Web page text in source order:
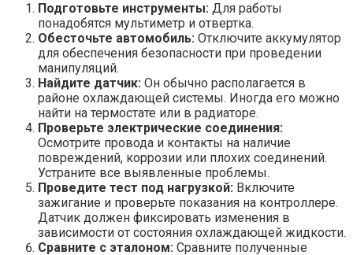
Подготовьте инструменты: Для работы
понадобятся мультиметр и отвертка.
Обесточьте автомобиль: Отключите аккумулятор
для обеспечения безопасности при проведении
манипуляций.
Найдите датчик: Он обычно располагается в
районе охлаждающей системы. Иногда его можно
найти на термостате или в радиаторе.
Проверьте электрические соединения:
Осмотрите провода и контакты на наличие
повреждений, коррозии или плохих соединений.
Устраните все выявленные проблемы.
Проведите тест под нагрузкой: Включите
зажигание и проверьте показания на контроллере.
Датчик должен фиксировать изменения в
зависимости от состояния охлаждающей жидкости.
Сравните с эталоном: Сравните полученные